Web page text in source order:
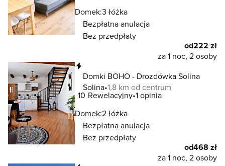
Domek:3 łóżka
Bezpłatna anulacja
Bez przedpłaty
od222 zł
za 1 noc, 2 osoby
Domki BOHO - Drozdówka Solina
Solina 1,8 km od centrum
10 Rewelacyjny 1 opinia
Domek:2 łóżka
Bezpłatna anulacja
Bez przedpłaty
od468 zł
za 1 noc, 2 osoby